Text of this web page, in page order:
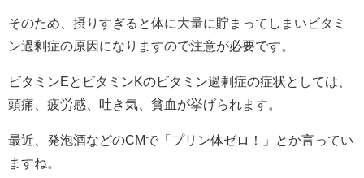
そのため、摂りすぎると体に大量に貯まってしまいビタミ
ン過剰症の原因になりますので注意が必要です。
ビタミンEとビタミンKのビタミン過剰症の症状としては、
頭痛、疲労感、吐き気、貧血が挙げられます。
最近、発泡酒などのCMで「プリン体ゼロ！」とか言ってい
ますね。